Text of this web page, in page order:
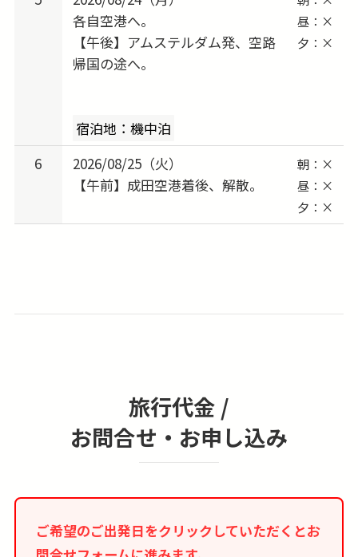
各自空港へ。
【午後】アムステルダム発、空路
帰国の途へ。
宿泊地：機中泊
昼：×
夕：×
6
2026/08/25（火）
【午前】成田空港着後、解散。
朝：×
昼：×
夕：×
旅行代金 /
お問合せ・お申し込み
ご希望のご出発日をクリックしていただくとお